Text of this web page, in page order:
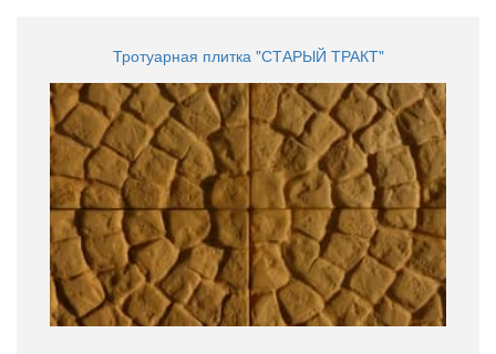
Тротуарная плитка "СТАРЫЙ ТРАКТ"